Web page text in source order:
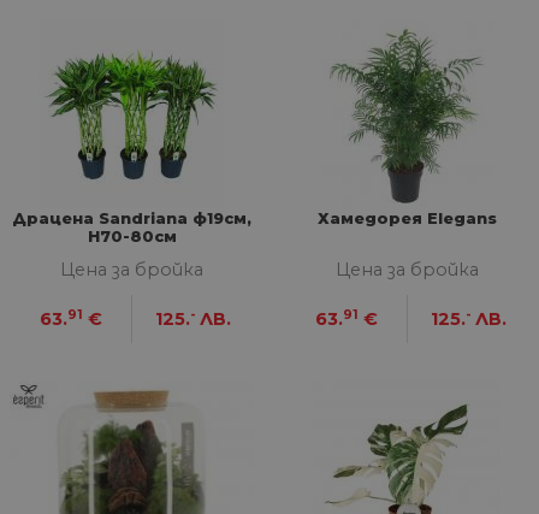
Драцена Sandriana ф19см,
H70-80см
Цена за бройка
63.91 € 125.- ЛВ.
Хамедорея Elegans
Цена за бройка
63.91 € 125.- ЛВ.